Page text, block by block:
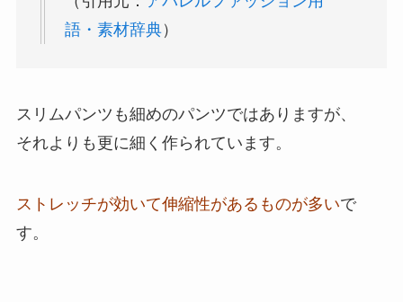
語・素材辞典）
スリムパンツも細めのパンツではありますが、
それよりも更に細く作られています。
ストレッチが効いて伸縮性があるものが多いで
す。